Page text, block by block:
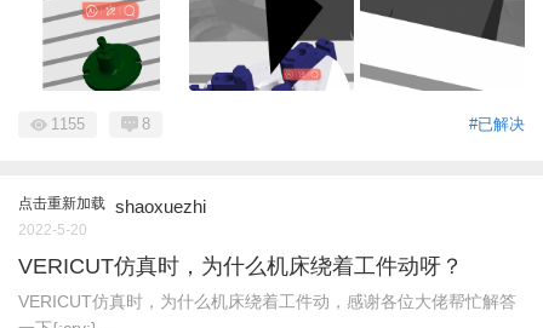
#已解决
1155 8
点击重新加载 shaoxuezhi
2022-5-20
VERICUT仿真时，为什么机床绕着工件动呀？
VERICUT仿真时，为什么机床绕着工件动，感谢各位大佬帮忙解答